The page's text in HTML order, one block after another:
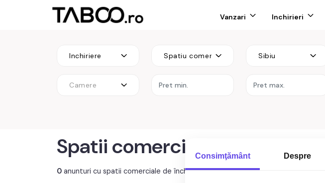
Vanzari Inchirieri
Inchiriere Spatiu comercial Sibiu
Camere
Spatii comerciale de închiriat
0 anunturi cu spatii comerciale de închiriat Sibiu zona Doamna Stanca
Consimţământ Despre